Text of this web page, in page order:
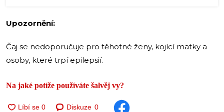
Upozornění:
Čaj se nedoporučuje pro těhotné ženy, kojící matky a
osoby, které trpí epilepsií.
Na jaké potíže používáte šalvěj vy?
Diskuze 0